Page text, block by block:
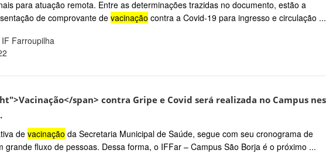
para atuação remota. Entre as determinações trazidas no documento, estão a
de comprovante devacinação contra a Covid-19 para ingresso e circulação ...
Farroupilha
span> contra Gripe e Covid será realizada no Campus
de vacinação da Secretaria Municipal de Saúde, segue com seu cronograma de
grande fluxo de pessoas. Dessa forma, o IFFar – Campus São Borja é o próximo ...